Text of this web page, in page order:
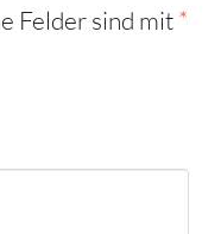
Felder sind mit*